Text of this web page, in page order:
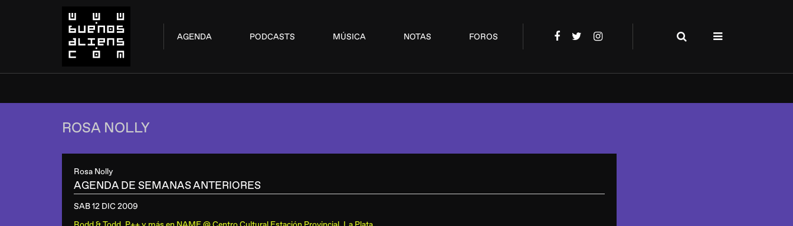
AGENDA PODCASTS MÚSICA NOTAS FOROS
ROSA NOLLY
Rosa Nolly
AGENDA DE SEMANAS ANTERIORES
SAB 12 DIC 2009